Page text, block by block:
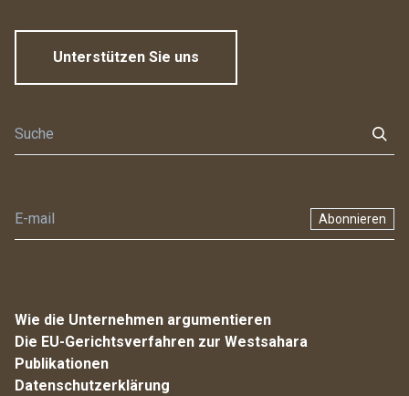
Unterstützen Sie uns
Abonnieren
Wie die Unternehmen argumentieren
Die EU-Gerichtsverfahren zur Westsahara
Publikationen
Datenschutzerklärung